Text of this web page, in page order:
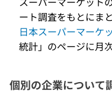
ート調査をもとにま
日本スーパーマーケ
統計」のページに月
個別の企業について